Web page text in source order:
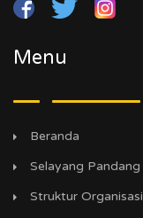
Menu
Beranda
Selayang Pandang
Struktur Organisasi